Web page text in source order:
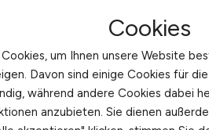
für
Seiter
Cookies
um Ihnen unsere Website
Davon sind einige Cookies für
während andere Cookies dabei
anzubieten. Sie dienen